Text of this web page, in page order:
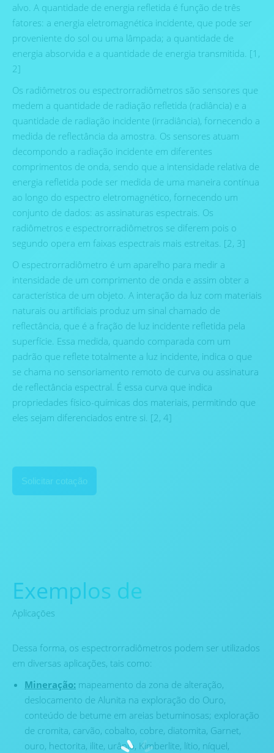
alvo. A quantidade de energia refletida é função de três
fatores: a energia eletromagnética incidente, que pode ser
proveniente do sol ou uma lâmpada; a quantidade de
energia absorvida e a quantidade de energia transmitida. [1,
2]
Os radiômetros ou espectrorradiômetros são sensores que
medem a quantidade de radiação refletida (radiância) e a
quantidade de radiação incidente (irradiância), fornecendo a
medida de reflectância da amostra. Os sensores atuam
decompondo a radiação incidente em diferentes
comprimentos de onda, sendo que a intensidade relativa de
energia refletida pode ser medida de uma maneira contínua
ao longo do espectro eletromagnético, fornecendo um
conjunto de dados: as assinaturas espectrais. Os
radiômetros e espectrorradiômetros se diferem pois o
segundo opera em faixas espectrais mais estreitas. [2, 3]
O espectrorradiômetro é um aparelho para medir a
intensidade de um comprimento de onda e assim obter a
característica de um objeto. A interação da luz com materiais
naturais ou artificiais produz um sinal chamado de
reflectância, que é a fração de luz incidente refletida pela
superfície. Essa medida, quando comparada com um
padrão que reflete totalmente a luz incidente, indica o que
se chama no sensoriamento remoto de curva ou assinatura
de reflectância espectral. É essa curva que indica
propriedades físico-químicas dos materiais, permitindo que
eles sejam diferenciados entre si. [2, 4]
Solicitar cotação
Exemplos de
Aplicaçōes
Dessa forma, os espectrorradiômetros podem ser utilizados
em diversas aplicações, tais como:
Mineração: mapeamento da zona de alteração,
deslocamento de Alunita na exploração do Ouro,
conteúdo de betume em areias betuminosas; exploração
de cromita, carvão, cobalto, cobre, diatomita, Garnet,
ouro, hectorita, ilite, urânio, Kimberlite, lítio, níquel,